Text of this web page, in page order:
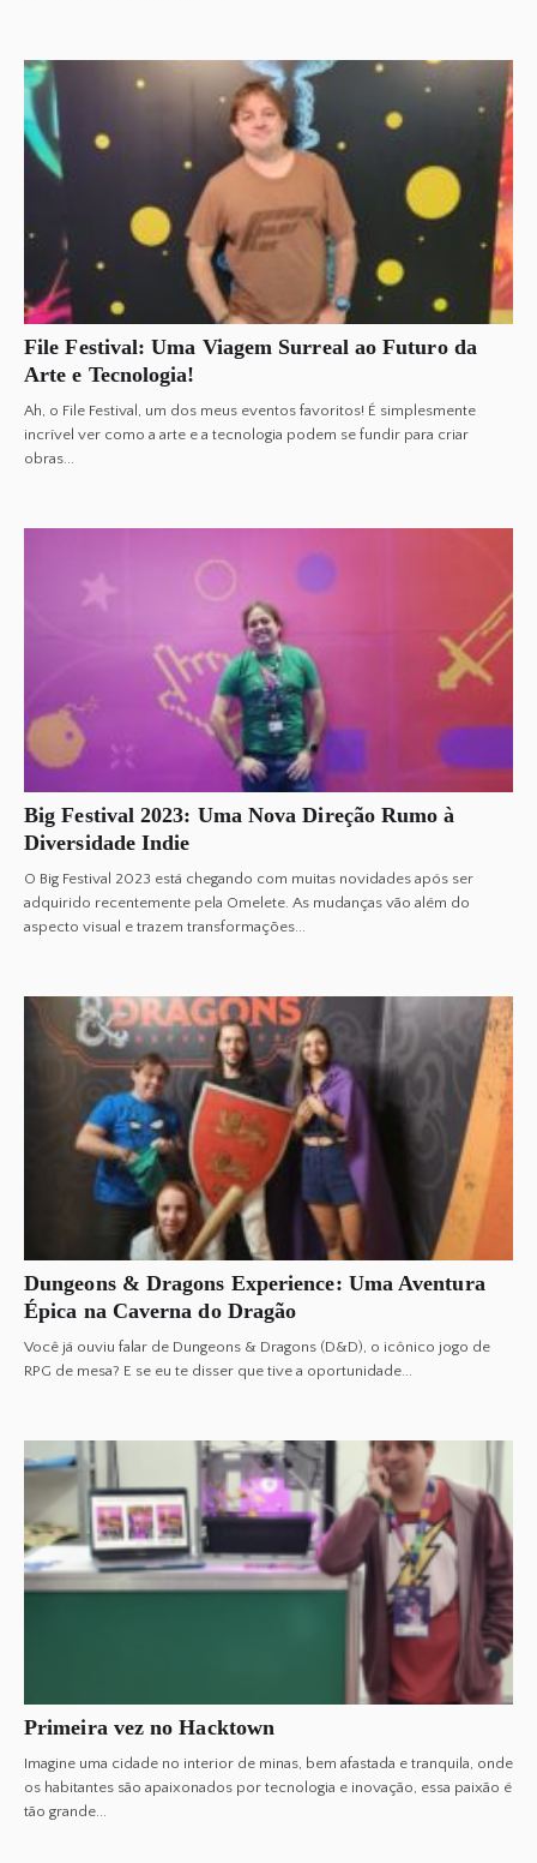
File Festival: Uma Viagem Surreal ao Futuro da
Arte e Tecnologia!
Ah, o File Festival, um dos meus eventos favoritos! É simplesmente
incrível ver como a arte e a tecnologia podem se fundir para criar
obras...
Big Festival 2023: Uma Nova Direção Rumo à
Diversidade Indie
O Big Festival 2023 está chegando com muitas novidades após ser
adquirido recentemente pela Omelete. As mudanças vão além do
aspecto visual e trazem transformações...
Dungeons & Dragons Experience: Uma Aventura
Épica na Caverna do Dragão
Você já ouviu falar de Dungeons & Dragons (D&D), o icônico jogo de
RPG de mesa? E se eu te disser que tive a oportunidade...
Primeira vez no Hacktown
Imagine uma cidade no interior de minas, bem afastada e tranquila, onde
os habitantes são apaixonados por tecnologia e inovação, essa paixão é
tão grande...